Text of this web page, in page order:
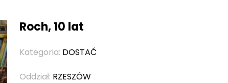
Roch, 10 lat
Kategoria: DOSTAĆ
Oddział: RZESZÓW